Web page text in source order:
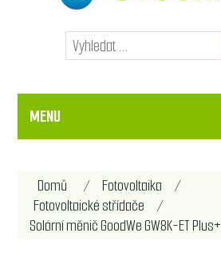
MENU
Domů / Fotovoltaika
/
Fotovoltaické střídače
/
Solární měnič GoodWe GW8K-ET Plus+
Název atributu